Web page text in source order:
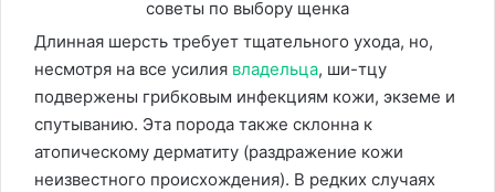
Длинная шерсть требует тщательного ухода, но,
несмотря на все усилия владельца, ши-тцу
подвержены грибковым инфекциям кожи, экземе и
спутыванию. Эта порода также склонна к
атопическому дерматиту (раздражение кожи
неизвестного происхождения). В редких случаях